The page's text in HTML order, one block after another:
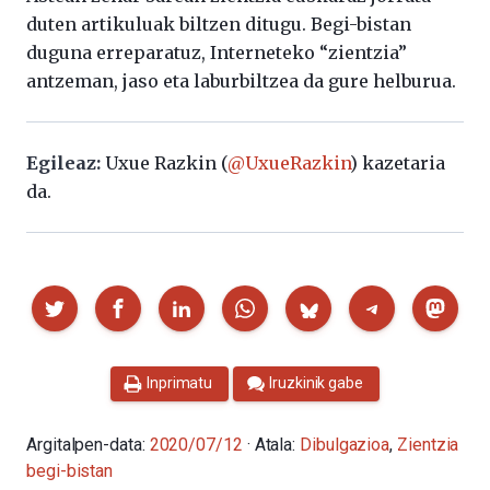
duten artikuluak biltzen ditugu. Begi-bistan
duguna erreparatuz, Interneteko “zientzia”
antzeman, jaso eta laburbiltzea da gure helburua.
Egileaz: Uxue Razkin (@UxueRazkin) kazetaria
da.
Partekatu
Inprimatu Iruzkinik gabe
Argitalpen-data: 2020/07/12 · Atala: Dibulgazioa, Zientzia
begi-bistan